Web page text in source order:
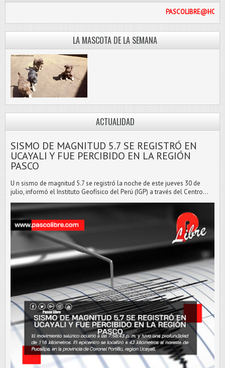
LA MASCOTA DE LA SEMANA
ACTUALIDAD
SISMO DE MAGNITUD 5.7 SE REGISTRÓ EN
UCAYALI Y FUE PERCIBIDO EN LA REGIÓN
PASCO
U n sismo de magnitud 5.7 se registró la noche de este jueves 30 de
julio, informó el Instituto Geofísico del Perú (IGP) a través del Centro...